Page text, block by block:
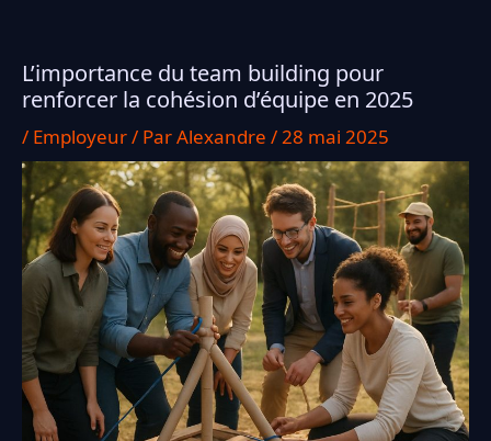
L’importance du team building pour
renforcer la cohésion d’équipe en 2025
/ Employeur/ ParAlexandre /28 mai 2025